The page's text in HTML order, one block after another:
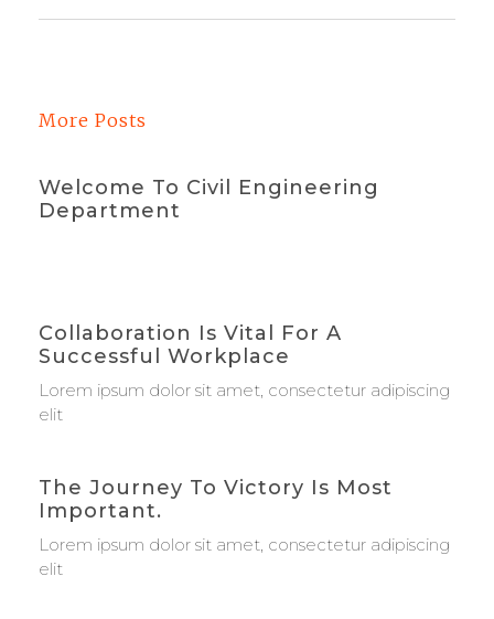
More Posts
Welcome To Civil Engineering
Department
Collaboration Is Vital For A
Successful Workplace
Lorem ipsum dolor sit amet, consectetur adipiscing
elit
The Journey To Victory Is Most
Important.
Lorem ipsum dolor sit amet, consectetur adipiscing
elit